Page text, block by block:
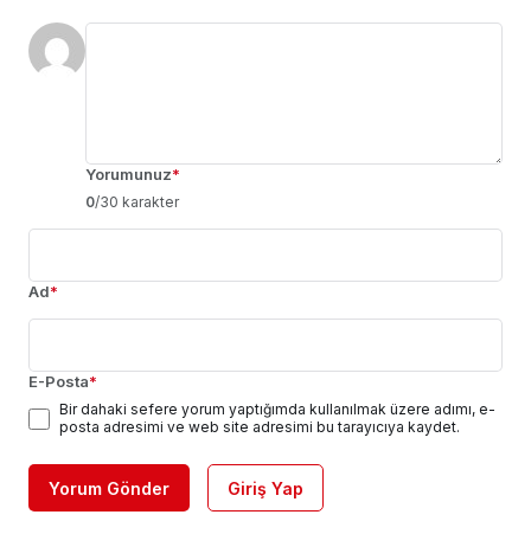
Yorumunuz*
0/30 karakter
Ad*
E-Posta*
Bir dahaki sefere yorum yaptığımda kullanılmak üzere adımı, e-
posta adresimi ve web site adresimi bu tarayıcıya kaydet.
Yorum Gönder Giriş Yap